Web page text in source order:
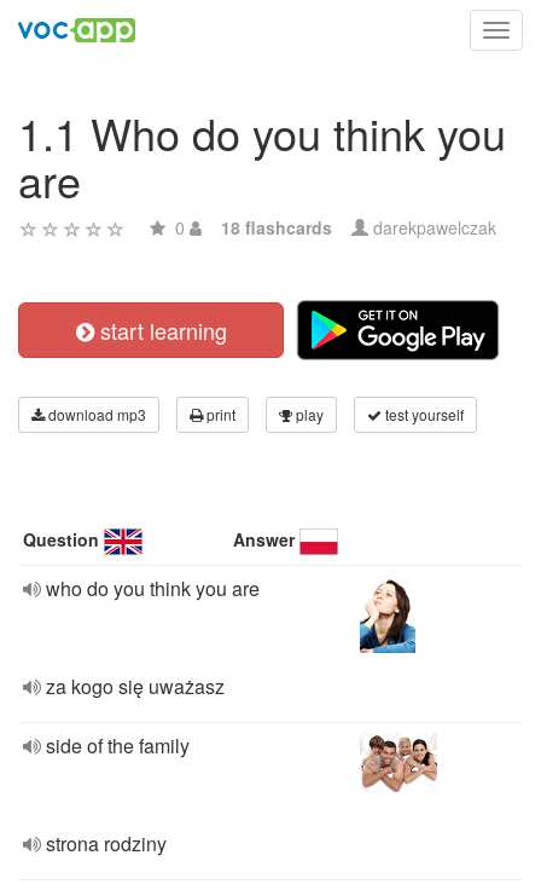
1.1 Who do you think you
are
0 18 flashcards darekpawelczak
start learning
download mp3 print play test yourself
Question Answer
who do you think you are
za kogo się uważasz
side of the family
strona rodziny